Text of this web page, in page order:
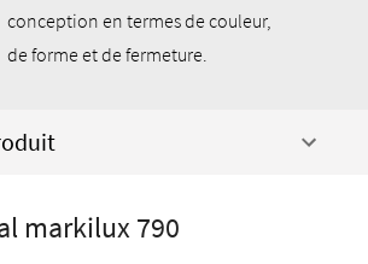
conception en termes de couleur,
de forme et de fermeture.
markilux 790